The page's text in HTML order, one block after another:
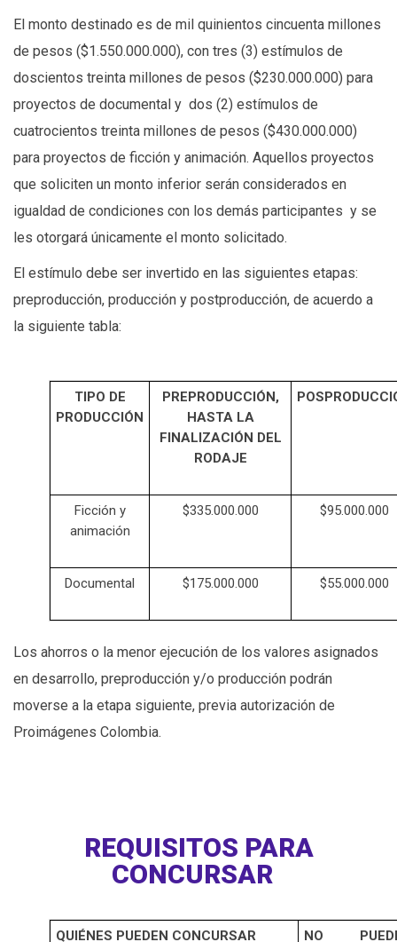
El monto destinado es de mil quinientos cincuenta millones
de pesos ($1.550.000.000), con tres (3) estímulos de
doscientos treinta millones de pesos ($230.000.000) para
proyectos de documental y dos (2) estímulos de
cuatrocientos treinta millones de pesos ($430.000.000)
para proyectos de ficción y animación. Aquellos proyectos
que soliciten un monto inferior serán considerados en
igualdad de condiciones con los demás participantes y se
les otorgará únicamente el monto solicitado.
El estímulo debe ser invertido en las siguientes etapas:
preproducción, producción y postproducción, de acuerdo a
la siguiente tabla:
TIPO DE
PRODUCCIÓN
PREPRODUCCIÓN,
HASTA LA
FINALIZACIÓN DEL
RODAJE
Ficción y
animación
$335.000.000 $95.000.000
Documental $175.000.000 $55.000.000
Los ahorros o la menor ejecución de los valores asignados
en desarrollo, preproducción y/o producción podrán
moverse a la etapa siguiente, previa autorización de
Proimágenes Colombia.
REQUISITOS PARA
CONCURSAR
QUIÉNES PUEDEN CONCURSAR
NO